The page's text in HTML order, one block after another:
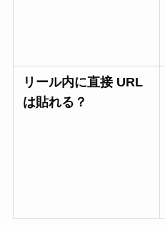
リール内に直接 URL
は貼れる？